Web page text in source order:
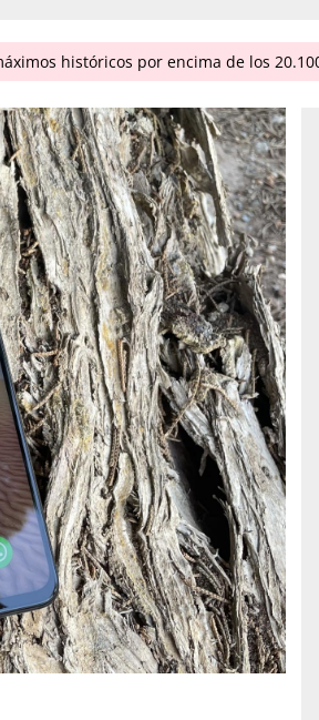
históricos por encima de los